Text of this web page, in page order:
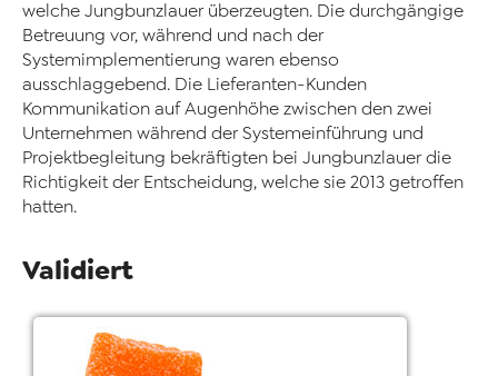
welche Jungbunzlauer überzeugten. Die durchgängige
Betreuung vor, während und nach der
Systemimplementierung waren ebenso
ausschlaggebend. Die Lieferanten-Kunden
Kommunikation auf Augenhöhe zwischen den zwei
Unternehmen während der Systemeinführung und
Projektbegleitung bekräftigten bei Jungbunzlauer die
Richtigkeit der Entscheidung, welche sie 2013 getroffen
hatten.
Validiert